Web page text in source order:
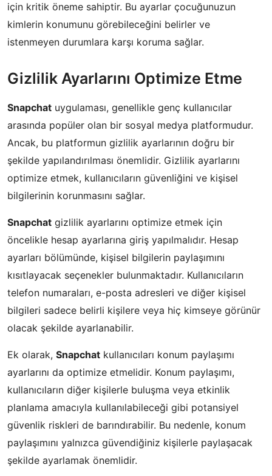
için kritik öneme sahiptir. Bu ayarlar çocuğunuzun
kimlerin konumunu görebileceğini belirler ve
istenmeyen durumlara karşı koruma sağlar.
Gizlilik Ayarlarını Optimize Etme
Snapchat uygulaması, genellikle genç kullanıcılar
arasında popüler olan bir sosyal medya platformudur.
Ancak, bu platformun gizlilik ayarlarının doğru bir
şekilde yapılandırılması önemlidir. Gizlilik ayarlarını
optimize etmek, kullanıcıların güvenliğini ve kişisel
bilgilerinin korunmasını sağlar.
Snapchat gizlilik ayarlarını optimize etmek için
öncelikle hesap ayarlarına giriş yapılmalıdır. Hesap
ayarları bölümünde, kişisel bilgilerin paylaşımını
kısıtlayacak seçenekler bulunmaktadır. Kullanıcıların
telefon numaraları, e-posta adresleri ve diğer kişisel
bilgileri sadece belirli kişilere veya hiç kimseye görünür
olacak şekilde ayarlanabilir.
Ek olarak, Snapchat kullanıcıları konum paylaşımı
ayarlarını da optimize etmelidir. Konum paylaşımı,
kullanıcıların diğer kişilerle buluşma veya etkinlik
planlama amacıyla kullanılabileceği gibi potansiyel
güvenlik riskleri de barındırabilir. Bu nedenle, konum
paylaşımını yalnızca güvendiğiniz kişilerle paylaşacak
şekilde ayarlamak önemlidir.